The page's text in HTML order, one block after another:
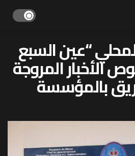
“عين السبع
الأخبار المروجة
بالمؤسسة